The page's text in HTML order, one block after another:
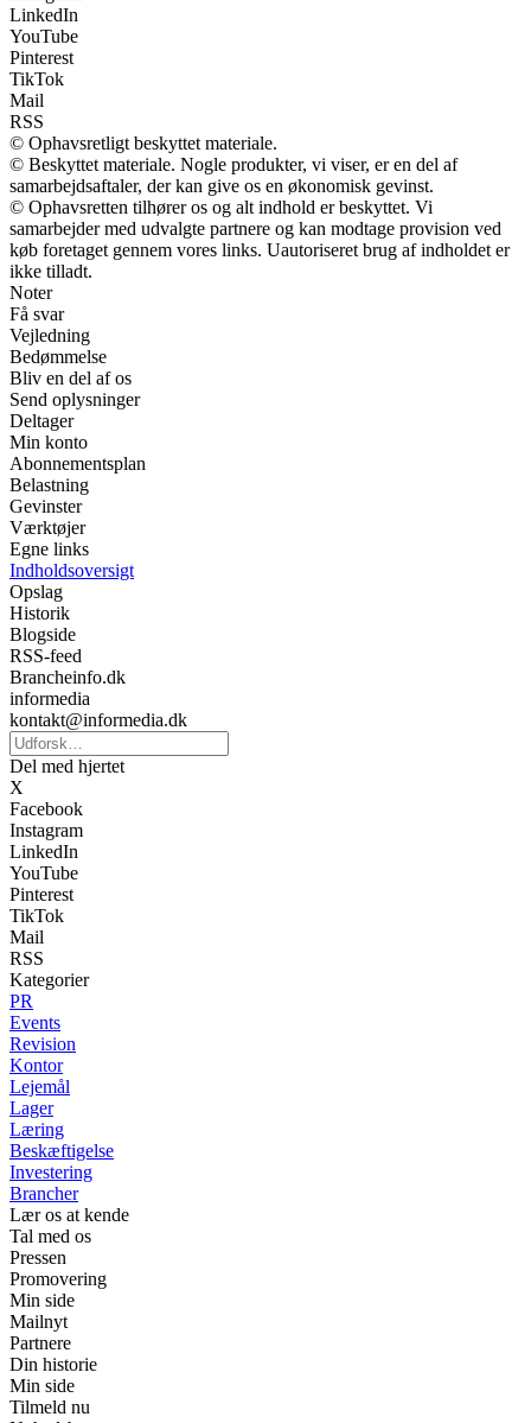
LinkedIn
YouTube
Pinterest
TikTok
Mail
RSS
© Ophavsretligt beskyttet materiale.
© Beskyttet materiale. Nogle produkter, vi viser, er en del af
samarbejdsaftaler, der kan give os en økonomisk gevinst.
© Ophavsretten tilhører os og alt indhold er beskyttet. Vi
samarbejder med udvalgte partnere og kan modtage provision ved
køb foretaget gennem vores links. Uautoriseret brug af indholdet er
ikke tilladt.
Noter
Få svar
Vejledning
Bedømmelse
Bliv en del af os
Send oplysninger
Deltager
Min konto
Abonnementsplan
Belastning
Gevinster
Værktøjer
Egne links
Indholdsoversigt
Opslag
Historik
Blogside
RSS-feed
Brancheinfo.dk
informedia
kontakt@informedia.dk
Del med hjertet
X
Facebook
Instagram
LinkedIn
YouTube
Pinterest
TikTok
Mail
RSS
Kategorier
PR
Events
Revision
Kontor
Lejemål
Lager
Læring
Beskæftigelse
Investering
Brancher
Lær os at kende
Tal med os
Pressen
Promovering
Min side
Mailnyt
Partnere
Din historie
Min side
Tilmeld nu